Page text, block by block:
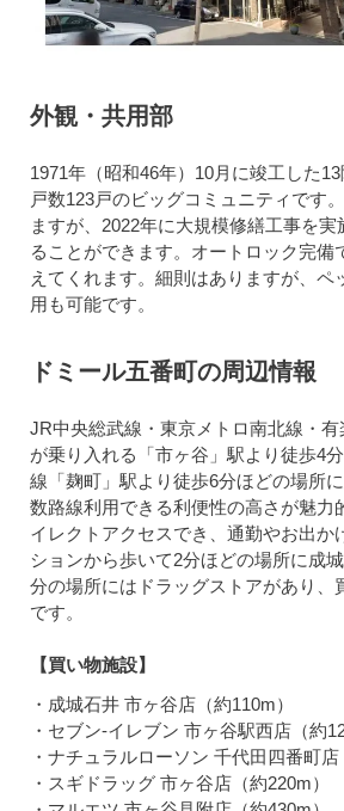
外観・共用部
1971年（昭和46年）10月に竣工した
戸数123戸のビッグコミュニティです
ますが、2022年に大規模修繕工事を
ることができます。オートロック完備
えてくれます。細則はありますが、ペ
用も可能です。
ドミール五番町の周辺情報
JR中央総武線・東京メトロ南北線・
が乗り入れる「市ヶ谷」駅より徒歩4
線「麹町」駅より徒歩6分ほどの場所
数路線利用できる利便性の高さが魅力
イレクトアクセスでき、通勤やお出か
ションから歩いて2分ほどの場所に成
分の場所にはドラッグストアがあり、
です。
【買い物施設】
・成城石井 市ヶ谷店（約110m）
・セブン-イレブン 市ヶ谷駅西店（約
・ナチュラルローソン 千代田四番町店
・スギドラッグ 市ヶ谷店（約220m）